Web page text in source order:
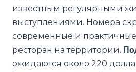
известным регулярными
выступлениями. Номера
современные и
ресторан на территории.
ожидаются около 220